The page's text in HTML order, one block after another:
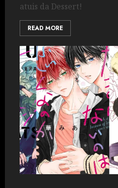
atuis da Dessert!
READ MORE